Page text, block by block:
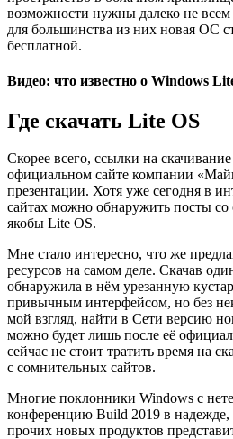
возможности нужны далеко не всем
для большинства из них новая ОС
бесплатной.
Видео: что известно о Windows
Где скачать Lite OS
Скорее всего, ссылки на
официальном сайте компании
презентации. Хотя уже сегодня в
сайтах можно обнаружить посты со
якобы Lite OS.
Мне стало интересно, что же
ресурсов на самом деле. Скачав
обнаружила в нём урезанную
привычным интерфейсом, но без
мой взгляд, найти в Сети версию
можно будет лишь после её
сейчас не стоит тратить время на
с сомнительных сайтов.
Многие поклонники Windows с
конференцию Build 2019 в надежде,
прочих новых продуктов